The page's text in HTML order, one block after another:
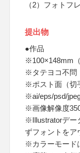
（2）フォトフ
提出物
●作品
※100×148mm
※タテヨコ不問
※ポスト面（切
※ai/eps/psd/
※画像解像度
※Illustratorデー
ずフォントをア
※カラーモード